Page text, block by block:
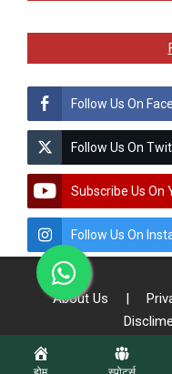
Follow Us On
Follow Us On
Subscribe Us On
Follow Us On
About Us |